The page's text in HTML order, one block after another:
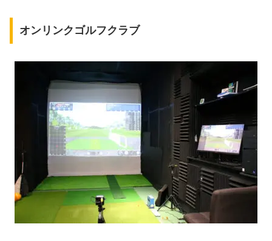
オンリンクゴルフクラブ